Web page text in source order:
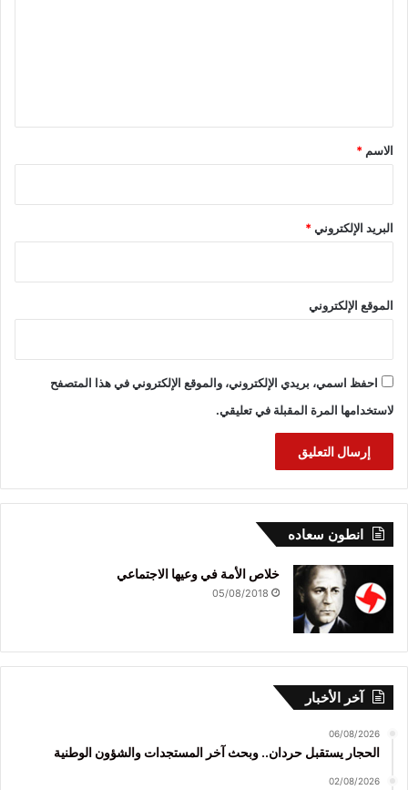
*
الاسم *
البريد الإلكتروني*
الموقع الإلكتروني
احفظ اسمي، بريدي الإلكتروني، والموقع الإلكتروني في هذا المتصفح
لاستخدامها المرة المقبلة في تعليقي.
انطون سعاده
خلاص الأمة في وعيها الاجتماعي
05/08/2018
آخر الأخبار
06/08/2026
الحجار يستقبل حردان.. وبحث آخر المستجدات والشؤون الوطنية
02/08/2026